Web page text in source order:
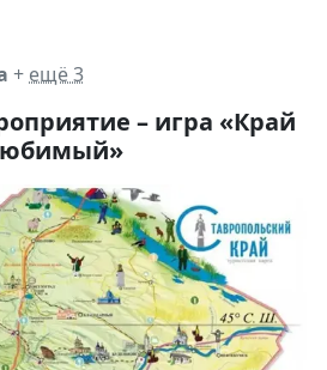
+ ещё 3
– игра «Край